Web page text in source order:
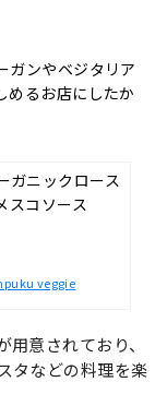
ガンやベジタリア
めるお店にしたか
veggie
意されており、
タなどの料理を楽